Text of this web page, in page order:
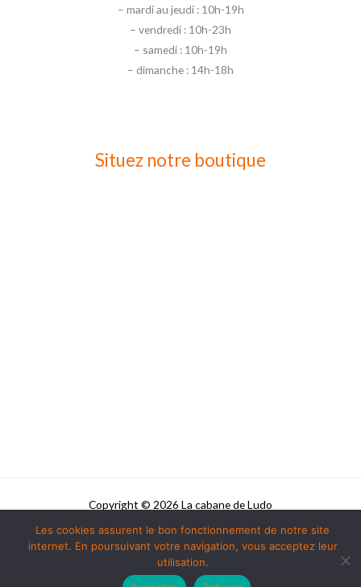
– mardi au jeudi : 10h-19h
– vendredi : 10h-23h
– samedi : 10h-19h
– dimanche : 14h-18h
Situez notre boutique
Copyright © 2026 La cabane de Ludo
Powered by La cabane de Ludo
Les cookies assurent le bon fonctionnement de notre site
internet. En poursuivant votre navigation, vous acceptez leur
utilisation.